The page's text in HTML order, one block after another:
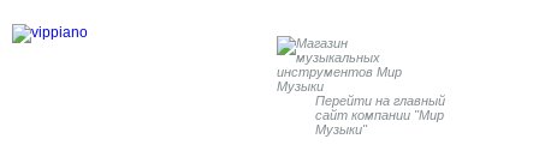
Перейти на главный
сайт компании "Мир
Музыки"